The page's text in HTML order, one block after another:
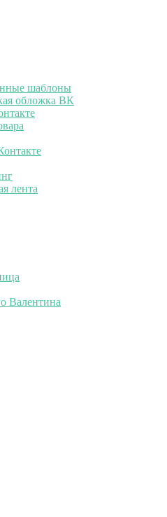
шаблоны
обложка ВК
лента
Валентина